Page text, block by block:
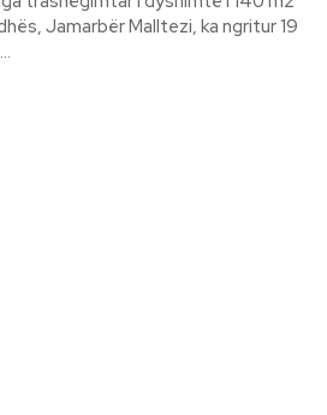
Jamarbër Malltezi, ka ngritur 19